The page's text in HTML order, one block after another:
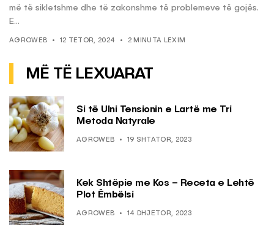
më të sikletshme dhe të zakonshme të problemeve të gojës.
E...
AGROWEB 12 TETOR, 2024 2 MINUTA LEXIM
MË TË LEXUARAT
Si të Ulni Tensionin e Lartë me Tri
Metoda Natyrale
AGROWEB 19 SHTATOR, 2023
Kek Shtëpie me Kos – Receta e Lehtë
Plot Ëmbëlsi
AGROWEB 14 DHJETOR, 2023